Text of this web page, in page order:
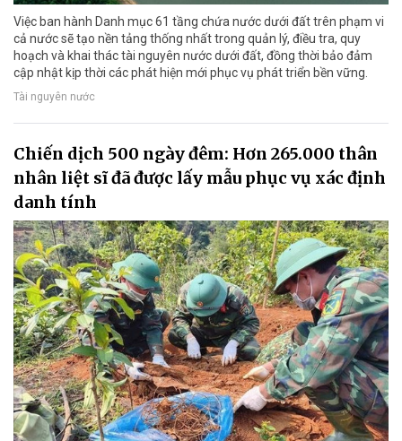
Việc ban hành Danh mục 61 tầng chứa nước dưới đất trên phạm vi
cả nước sẽ tạo nền tảng thống nhất trong quản lý, điều tra, quy
hoạch và khai thác tài nguyên nước dưới đất, đồng thời bảo đảm
cập nhật kịp thời các phát hiện mới phục vụ phát triển bền vững.
Tài nguyên nước
Chiến dịch 500 ngày đêm: Hơn 265.000 thân
nhân liệt sĩ đã được lấy mẫu phục vụ xác định
danh tính